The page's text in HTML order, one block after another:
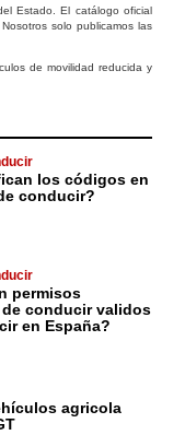
Estado. El catálogo oficial
. Nosotros solo publicamos las
de movilidad reducida y
los códigos en
conducir?
permisos
conducir validos
en España?
agricola